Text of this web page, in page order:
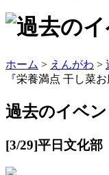
ホーム > えんがわ >
『栄養満点 干し菜お
過去のイベン
[3/29]平日文化部